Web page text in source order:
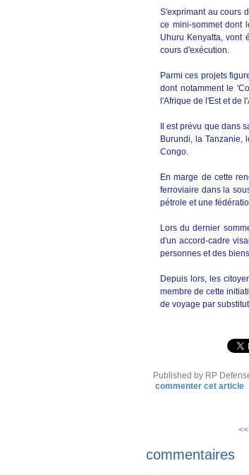
S'exprimant au cours
ce mini-sommet dont
Uhuru Kenyatta, vont
cours d'exécution.
Parmi ces projets
dont notamment le
l'Afrique de l'Est et de
Il est prévu que dans
Burundi, la Tanzanie,
Congo.
En marge de cette
ferroviaire dans la
pétrole et une
Lors du dernier
d'un accord-cadre
personnes et des
Depuis lors, les
membre de cette
de voyage par
Published by RP
commenter cet article
commentaires